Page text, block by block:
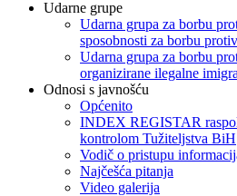
Udarne grupe
Udarna grupa za borbu
sposobnosti za borbu
Udarna grupa za borbu
organizirane ilegalne
Odnosi s javnošću
Općenito
INDEX REGISTAR
kontrolom Tužiteljstva BiH
Vodič o pristupu
Najčešća pitanja
Video galerija